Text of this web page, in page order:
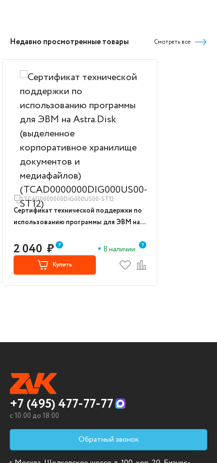
Недавно просмотренные товары Смотреть все
TCAD0000000DIG000US00-ST12
Сертификат технической поддержки по
использованию программы для ЭВМ на
хранилище документов и медиафайлов)
(TCAD0000000DIG000US00-ST12)
2 040 ₽ В наличии
Купить
+7 (495) 477-77-77
c 10:00 до 18:00
Обратный звонок